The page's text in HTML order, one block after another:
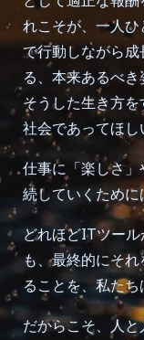
れこそが、一人
で行動しながら
る、本来あるべき
そうした生き方
社会であってほし
仕事に「楽しさ
続していくために
どれほどITツー
も、最終的にそれ
ることを、私たち
だからこそ、人